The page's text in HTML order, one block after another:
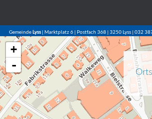
GemeindeLyss| Marktplatz 6 | Postfach 368 | 3250 Lyss | 032